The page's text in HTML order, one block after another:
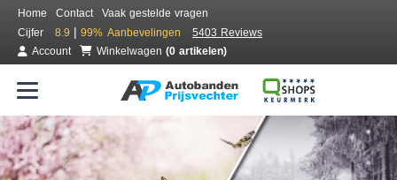
Home Contact
Vaak gestelde vragen
Cijfer
8.9 | 99% Aanbevelingen
5403 Reviews
Account
Winkelwagen (0 artikelen)